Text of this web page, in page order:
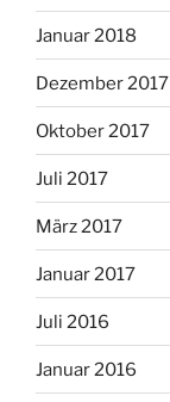
Januar 2018
Dezember 2017
Oktober 2017
Juli 2017
März 2017
Januar 2017
Juli 2016
Januar 2016